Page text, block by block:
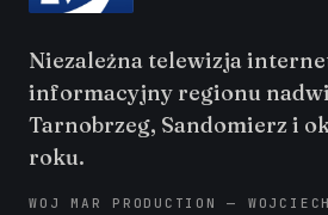
Niezależna telewizja
informacyjny regionu
Tarnobrzeg, Sandomierz i
roku.
WOJ MAR PRODUCTION —